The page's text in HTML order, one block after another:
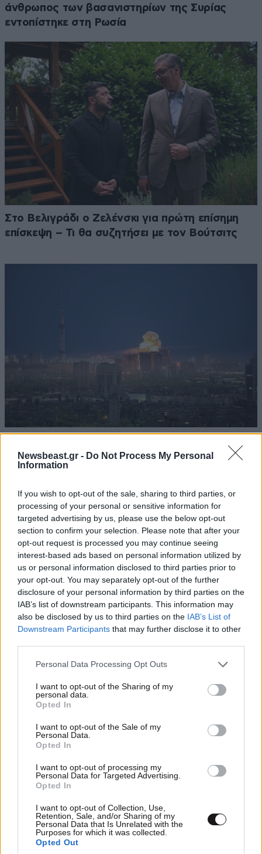
Newsbeast.gr - Do Not Process My Personal
Information
If you wish to opt-out of the sale, sharing to third parties, or
processing of your personal or sensitive information for
targeted advertising by us, please use the below opt-out
section to confirm your selection. Please note that after your
opt-out request is processed you may continue seeing
interest-based ads based on personal information utilized by
us or personal information disclosed to third parties prior to
your opt-out. You may separately opt-out of the further
disclosure of your personal information by third parties on the
IAB’s list of downstream participants. This information may
also be disclosed by us to third parties on the IAB’s List of
Downstream Participants that may further disclose it to other
Please note that this website/app uses one or more Google
not limited to your visit or usage behaviour. You may click to
grant or deny consent to Google and its third-party tags to
use your data for below specified purposes in below Google
consent section.
Personal Data Processing Opt Outs
I want to opt-out of the Sharing of my
personal data.
Opted In
I want to opt-out of the Sale of my
Personal Data.
Opted In
I want to opt-out of processing my
Personal Data for Targeted Advertising.
Opted In
I want to opt-out of Collection, Use,
Retention, Sale, and/or Sharing of my
Personal Data that Is Unrelated with the
Purposes for which it was collected.
Opted Out
άνθρωπος των βασανιστηρίων της Συρίας
εντοπίστηκε στη Ρωσία
Στο Βελιγράδι ο Ζελένσκι για πρώτη επίσημη
επίσκεψη – Τι θα συζητήσει με τον Βούτσιτς
περιφέρεια του Κιέβου – Ένα παιδί μεταξύ των
θυμάτων
WSJ: Οι αμερικανικές υπηρεσίες συνδέουν τη
αεροδρόμιο της Λειψίας
Ακολουθήστε το NEWSBEASTστο
Google News
και μάθετε πρώτοι όλες τις ειδήσεις